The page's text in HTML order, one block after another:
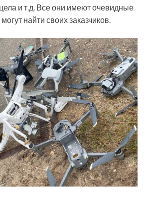
и т.д. Все они имеют очевидные
найти своих заказчиков.